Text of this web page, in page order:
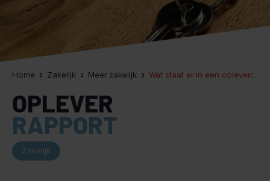
Home Zakelijk Meer zakelijk Wat staat er in een opleverrapport?
OPLEVER
RAPPORT
Zakelijk